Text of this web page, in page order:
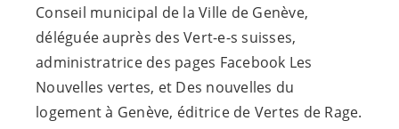
Conseil municipal de la Ville de Genève,
déléguée auprès des Vert-e-s suisses,
administratrice des pages Facebook Les
Nouvelles vertes, et Des nouvelles du
logement à Genève, éditrice de Vertes de Rage.